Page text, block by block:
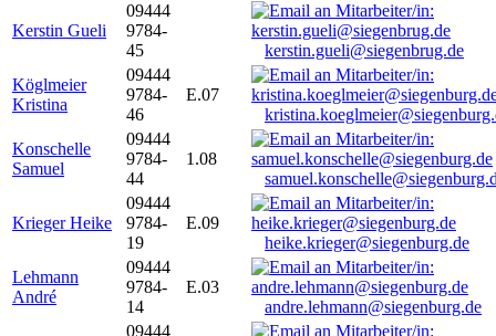
Kerstin Gueli
09444
9784-
45
kerstin.gueli@siegenbrug.de
Köglmeier
Kristina
09444
9784-
46
E.07
Konschelle
Samuel
09444
9784-
44
1.08
Krieger Heike
09444
9784-
19
E.09
heike.krieger@siegenburg.de
Lehmann
André
09444
9784-
14
E.03
andre.lehmann@siegenburg.de
09444